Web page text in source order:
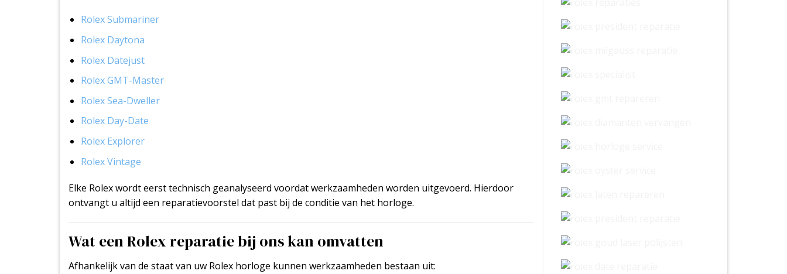
Rolex Submariner
Rolex Daytona
Rolex Datejust
Rolex GMT-Master
Rolex Sea-Dweller
Rolex Day-Date
Rolex Explorer
Rolex Vintage
Elke Rolex wordt eerst technisch geanalyseerd voordat werkzaamheden worden uitgevoerd. Hierdoor
ontvangt u altijd een reparatievoorstel dat past bij de conditie van het horloge.
Wat een Rolex reparatie bij ons kan omvatten
Afhankelijk van de staat van uw Rolex horloge kunnen werkzaamheden bestaan uit: